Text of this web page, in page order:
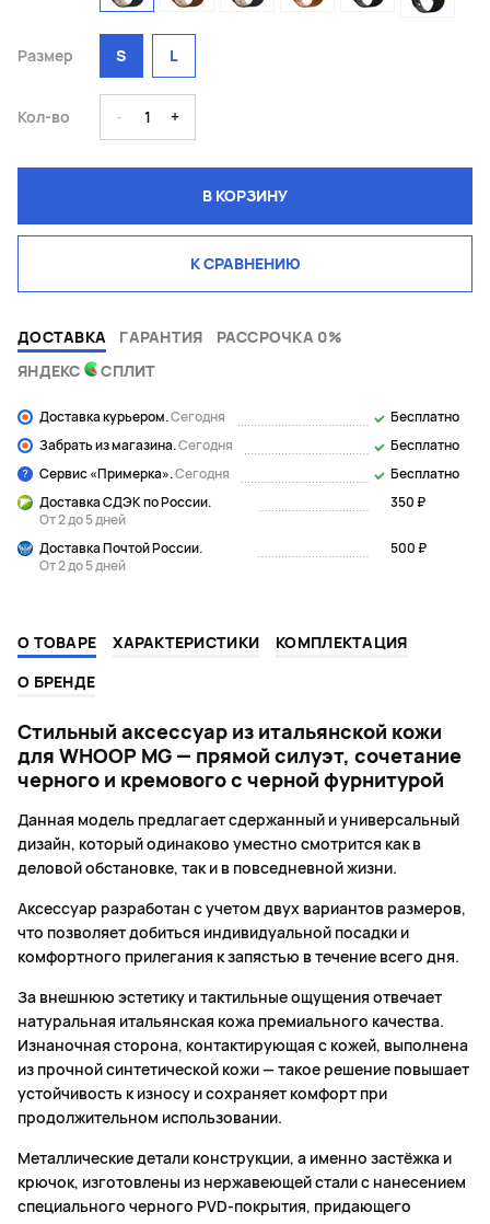
Размер S L
Кол-во - 1 +
В КОРЗИНУ
К СРАВНЕНИЮ
ДОСТАВКА ГАРАНТИЯ
РАССРОЧКА 0%
ЯНДЕКС
СПЛИТ
Доставка курьером.Сегодня
Бесплатно
Забрать из магазина.Сегодня
Бесплатно
Сервис «Примерка».Сегодня
Бесплатно
Доставка СДЭК по России.
От 2 до 5 дней
350 ₽
Доставка Почтой России.
От 2 до 5 дней
500 ₽
О ТОВАРЕ ХАРАКТЕРИСТИКИ
КОМПЛЕКТАЦИЯ
О БРЕНДЕ
Стильный аксессуар из итальянской кожи
для WHOOP MG — прямой силуэт, сочетание
черного и кремового с черной фурнитурой
Данная модель предлагает сдержанный и универсальный
дизайн, который одинаково уместно смотрится как в
деловой обстановке, так и в повседневной жизни.
Аксессуар разработан с учетом двух вариантов размеров,
что позволяет добиться индивидуальной посадки и
комфортного прилегания к запястью в течение всего дня.
За внешнюю эстетику и тактильные ощущения отвечает
натуральная итальянская кожа премиального качества.
Изнаночная сторона, контактирующая с кожей, выполнена
из прочной синтетической кожи — такое решение повышает
устойчивость к износу и сохраняет комфорт при
продолжительном использовании.
Металлические детали конструкции, а именно застёжка и
крючок, изготовлены из нержавеющей стали с нанесением
специального черного PVD-покрытия, придающего